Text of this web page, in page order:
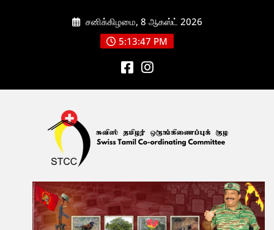
சனிக்கிழமை, 8 ஆகஸ்ட் 2026
5:13:47 PM